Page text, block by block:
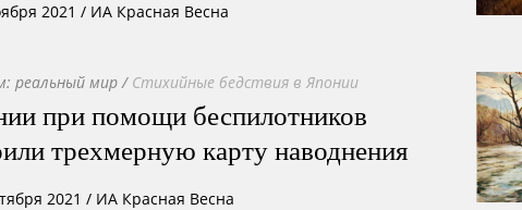
2021 / ИА Красная Весна
реальный мир / Стихийные бедствия в Японии
при помощи беспилотников
трехмерную карту наводнения
2021 / ИА Красная Весна